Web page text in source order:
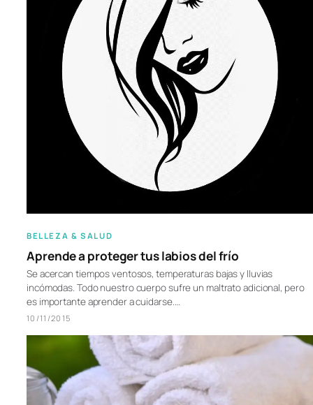
BELLEZA & SALUD
Aprende a proteger tus labios del frío
Se acercan tiempos ventosos, temperaturas bajas y lluvias
incómodas. Todo nuestro cuerpo sufre un maltrato adicional, pero
es importante aprender a cuidarse.…
10/11/2015